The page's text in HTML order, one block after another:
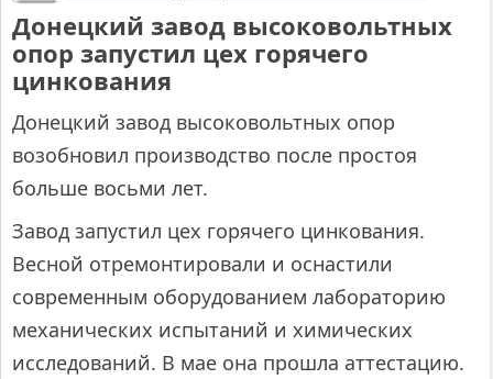
Донецкий завод высоковольтных
опор запустил цех горячего
цинкования
Донецкий завод высоковольтных опор
возобновил производство после простоя
больше восьми лет.
Завод запустил цех горячего цинкования.
Весной отремонтировали и оснастили
современным оборудованием лабораторию
механических испытаний и химических
исследований. В мае она прошла аттестацию.